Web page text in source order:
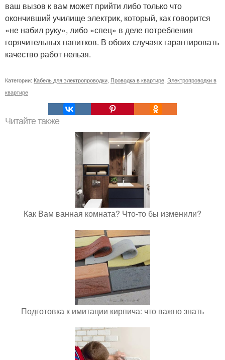
ваш вызов к вам может прийти либо только что
окончивший училище электрик, который, как говорится
«не набил руку», либо «спец» в деле потребления
горячительных напитков. В обоих случаях гарантировать
качество работ нельзя.
Категории: Кабель для электропроводки Проводка в квартире Электропроводки в
квартире
Читайте также
Как Вам ванная комната? Что-то бы изменили?
Подготовка к имитации кирпича: что важно знать